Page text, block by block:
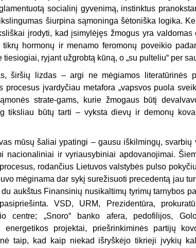
socialinį gyvenimą, instinktus
šiurpina sąmoninga šėtoniška logika.
įrodyti, kad įsimylėjęs žmogus yra valdomas
hormonų ir menamo feromonų poveikio
tiesiogiai, ryjant užgrobtą kūną, o „su pulteliu“ per
širšių lizdas – argi ne mėgiamos literatūrinės
procesus įvardyčiau metafora „vapsvos puola
strate-gams, kurie žmogaus būtį
tiksliau būtų tarti – vyksta dievų ir demonų
mūsų šaliai ypatingi – gausu iškilmingų, svarbių
nacionaliniai ir vyriausybiniai apdovanojimai.
rodančius Lietuvos valstybės pulso
mėginama dar sykį surežisuoti precedentą jau
aukštus Finansinių nusikaltimų tyrimų tarnybos
VSD, URM, Prezidentūra,
centre; „Snoro“ banko afera, pedofilijos,
energetikos projektai, priešrinkiminės partijų
taip, kad kaip niekad išryškėjo tikrieji įvykių